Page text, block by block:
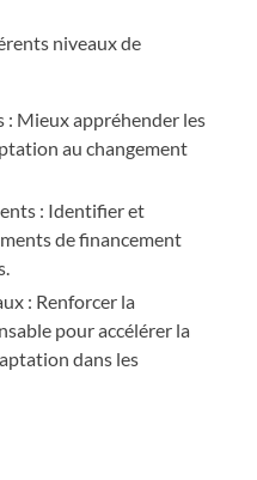
niveaux de
: Mieux appréhender les
au changement
: Identifier et
de financement
: Renforcer la
pour accélérer la
dans les